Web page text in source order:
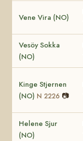
Vene Vira (NO)
Vesöy Sokka
(NO)
Kinge Stjernen
(NO) N 2226 📷
Helene Sjur
(NO)